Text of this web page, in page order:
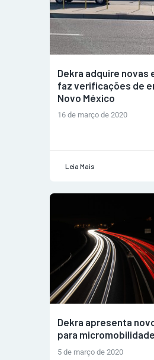
Dekra adquire novas
faz verificações de
Novo México
16 de março de 2020
Leia Mais
Dekra apresenta
para
5 de março de 2020